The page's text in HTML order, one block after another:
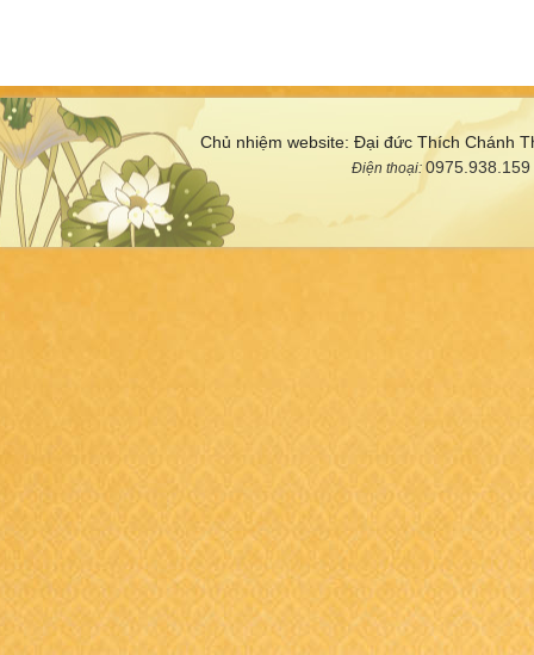
Chủ nhiệm website: Đại đức Thích Chánh
Điện thoại: 0975.938.159